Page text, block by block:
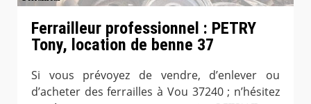
Ferrailleur professionnel : PETRY
Tony, location de benne 37
Si vous prévoyez de vendre, d’enlever ou
d’acheter des ferrailles à Vou 37240 ; n’hésitez